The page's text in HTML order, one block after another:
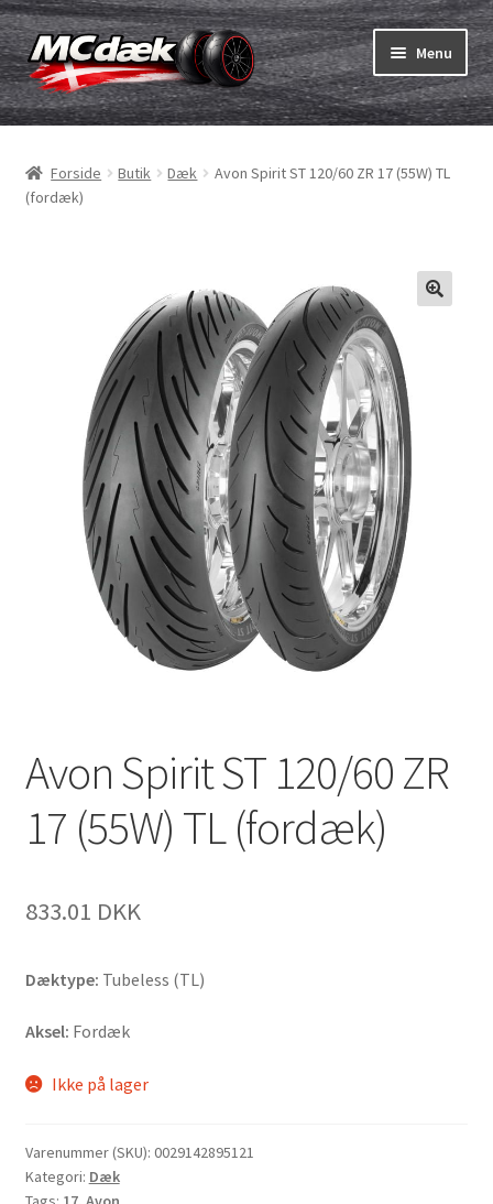
Spring
til
navigation
Spring
til
indhold
Menu
Dæk
Udfold
Slanger & fælgband
Udfold
Udfold
MC dæk test
Kontakt os
Forside Butik Dæk
Avon Spirit ST 120/60 ZR 17 (55W) TL
(fordæk)
Avon Spirit ST 120/60 ZR
17 (55W) TL (fordæk)
833.01 DKK
Dæktype: Tubeless (TL)
Aksel: Fordæk
Ikke på lager
Varenummer (SKU): 0029142895121
Kategori: Dæk